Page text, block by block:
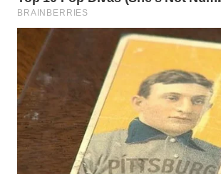
WN
NIAS
WN
LANGKAT
WN
TAPANULI
SELATAN